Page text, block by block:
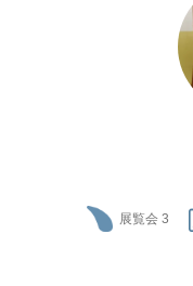
展覧会 3